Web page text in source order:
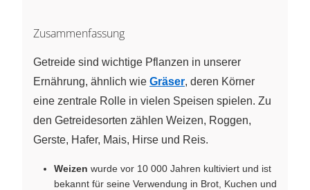
Zusammenfassung
Getreide sind wichtige Pflanzen in unserer
Ernährung, ähnlich wie Gräser, deren Körner
eine zentrale Rolle in vielen Speisen spielen. Zu
den Getreidesorten zählen Weizen, Roggen,
Gerste, Hafer, Mais, Hirse und Reis.
Weizen wurde vor 10 000 Jahren kultiviert und ist
bekannt für seine Verwendung in Brot, Kuchen und